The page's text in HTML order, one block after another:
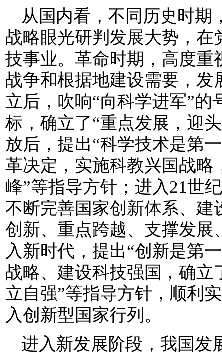
从国内看，不同历史时期
战略眼光研判发展大势，
技事业。革命时期，高度
战争和根据地建设需要，
立后，吹响“向科学进军”的
标，确立了“重点发展，迎
放后，提出“科学技术是第
革决定，实施科教兴国战略
峰”等指导方针；进入21世
不断完善国家创新体系、建
创新、重点跨越、支撑发展
入新时代，提出“创新是第
战略、建设科技强国，确立
立自强”等指导方针，顺利
入创新型国家行列。
进入新发展阶段，我国发